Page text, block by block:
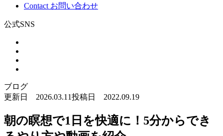
Contact お問い合わせ
公式SNS
ブログ
更新日 2026.03.11投稿日 2022.09.19
朝の瞑想で1日を快適に！5分からでき